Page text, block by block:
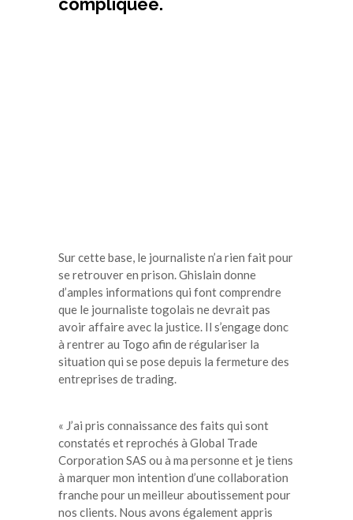
Sur cette base, le journaliste n’a rien fait pour
se retrouver en prison. Ghislain donne
d’amples informations qui font comprendre
que le journaliste togolais ne devrait pas
avoir affaire avec la justice. Il s’engage donc
à rentrer au Togo afin de régulariser la
situation qui se pose depuis la fermeture des
entreprises de trading.
« J’ai pris connaissance des faits qui sont
constatés et reprochés à Global Trade
Corporation SAS ou à ma personne et je tiens
à marquer mon intention d’une collaboration
franche pour un meilleur aboutissement pour
nos clients. Nous avons également appris